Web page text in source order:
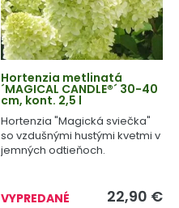
Hortenzia metlinatá
´MAGICAL CANDLE®´ 30-40
cm, kont. 2,5 l
Hortenzia "Magická sviečka"
so vzdušnými hustými kvetmi v
jemných odtieňoch.
VYPREDANÉ 22,90 €